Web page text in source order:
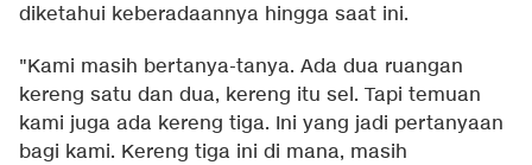
diketahui keberadaannya hingga saat ini.
"Kami masih bertanya-tanya. Ada dua ruangan
kereng satu dan dua, kereng itu sel. Tapi temuan
kami juga ada kereng tiga. Ini yang jadi pertanyaan
bagi kami. Kereng tiga ini di mana, masih